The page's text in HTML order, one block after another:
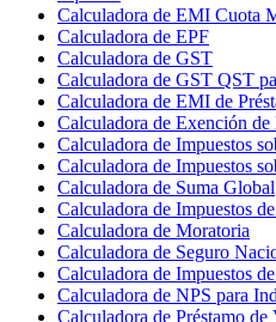
Calculadora de EMI Cuota
Calculadora de EPF
Calculadora de GST
Calculadora de GST QST
Calculadora de EMI de
Calculadora de Exención
Calculadora de Impuestos
Calculadora de Impuestos
Calculadora de Suma Global
Calculadora de Impuestos
Calculadora de Moratoria
Calculadora de Seguro
Calculadora de Impuestos
Calculadora de NPS para
Calculadora de Préstamo